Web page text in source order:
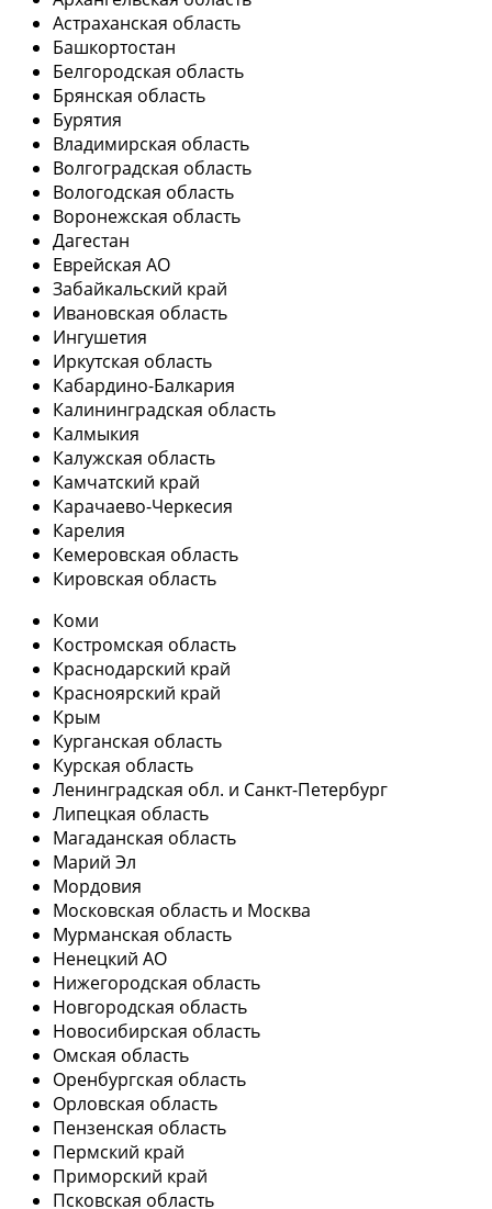
Астраханская область
Башкортостан
Белгородская область
Брянская область
Бурятия
Владимирская область
Волгоградская область
Вологодская область
Воронежская область
Дагестан
Еврейская АО
Забайкальский край
Ивановская область
Ингушетия
Иркутская область
Кабардино-Балкария
Калининградская область
Калмыкия
Калужская область
Камчатский край
Карачаево-Черкесия
Карелия
Кемеровская область
Кировская область
Коми
Костромская область
Краснодарский край
Красноярский край
Крым
Курганская область
Курская область
Ленинградская обл. и Санкт-Петербург
Липецкая область
Магаданская область
Марий Эл
Мордовия
Московская область и Москва
Мурманская область
Ненецкий АО
Нижегородская область
Новгородская область
Новосибирская область
Омская область
Оренбургская область
Орловская область
Пензенская область
Пермский край
Приморский край
Псковская область